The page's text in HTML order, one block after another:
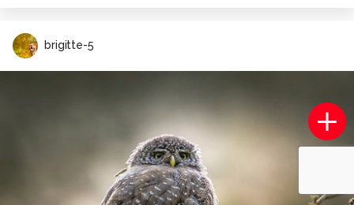
brigitte-5